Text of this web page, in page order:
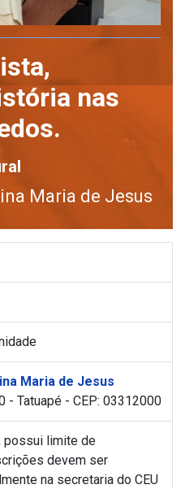
nas
Maria de Jesus
Maria de Jesus
- Tatuapé - CEP: 03312000
possui limite de
devem ser
na secretaria do CEU